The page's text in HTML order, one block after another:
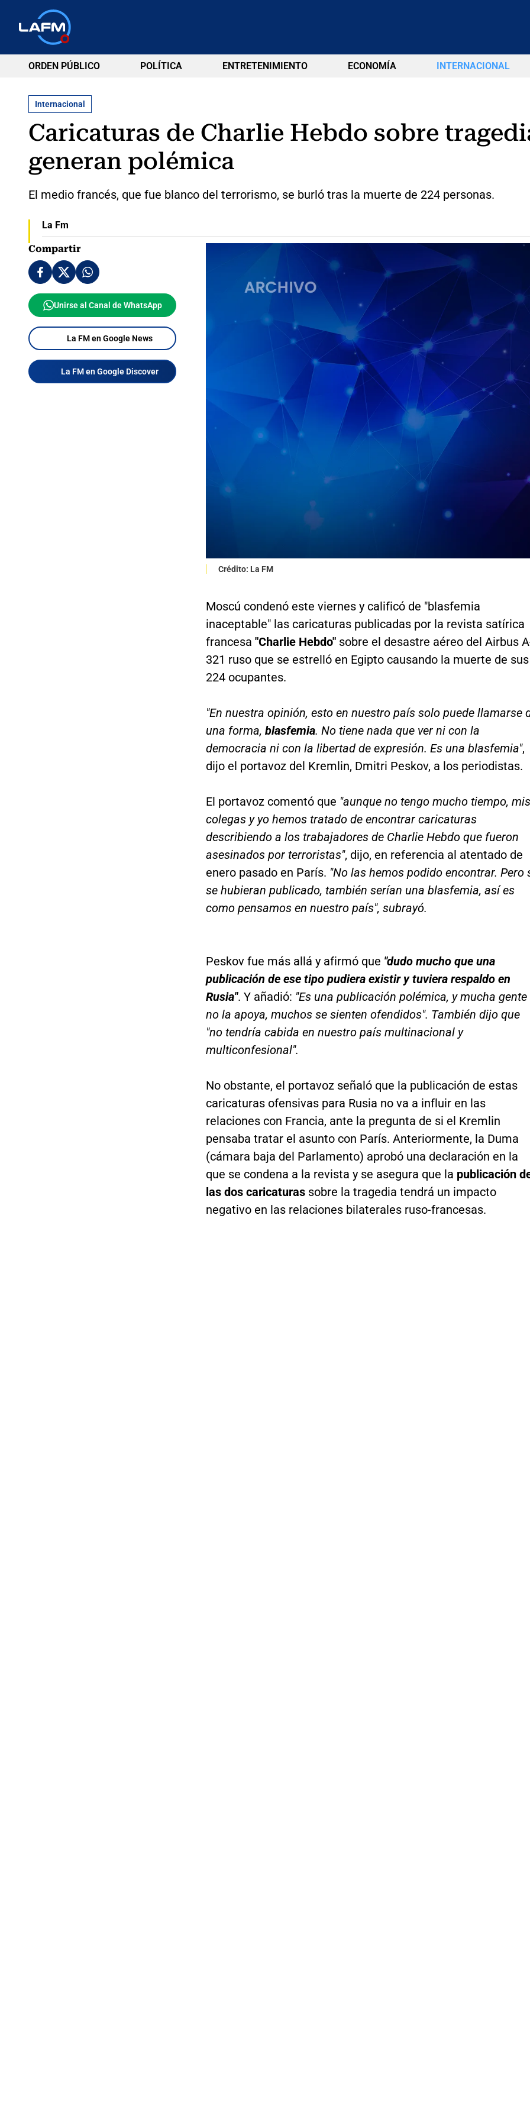
ORDEN PÚBLICO POLÍTICA ENTRETENIMIENTO ECONOMÍA INTERNACIONAL
Internacional
Caricaturas de Charlie Hebdo sobre
generan polémica
El medio francés, que fue blanco del terrorismo, se burló tras la muerte de 224 personas.
La Fm
Compartir
Unirse al Canal de WhatsApp
La FM en Google News
La FM en Google Discover
Crédito: La FM
Moscú condenó este viernes y calificó de "blasfemia
inaceptable" las caricaturas publicadas por la revista satírica
francesa "Charlie Hebdo" sobre el desastre aéreo del Airbus
321 ruso que se estrelló en Egipto causando la muerte de sus
224 ocupantes.
"En nuestra opinión, esto en nuestro país solo puede llamarse
una forma, blasfemia. No tiene nada que ver ni con la
democracia ni con la libertad de expresión. Es una blasfemia",
dijo el portavoz del Kremlin, Dmitri Peskov, a los periodistas.
El portavoz comentó que "aunque no tengo mucho tiempo, mis
colegas y yo hemos tratado de encontrar caricaturas
describiendo a los trabajadores de Charlie Hebdo que fueron
asesinados por terroristas", dijo, en referencia al atentado de
enero pasado en París. "No las hemos podido encontrar. Pero
se hubieran publicado, también serían una blasfemia, así es
como pensamos en nuestro país", subrayó.
Peskov fue más allá y afirmó que "dudo mucho que una
publicación de ese tipo pudiera existir y tuviera respaldo en
Rusia". Y añadió: "Es una publicación polémica, y mucha gente
no la apoya, muchos se sienten ofendidos". También dijo que
"no tendría cabida en nuestro país multinacional y
multiconfesional".
No obstante, el portavoz señaló que la publicación de estas
caricaturas ofensivas para Rusia no va a influir en las
relaciones con Francia, ante la pregunta de si el Kremlin
pensaba tratar el asunto con París. Anteriormente, la Duma
(cámara baja del Parlamento) aprobó una declaración en la
que se condena a la revista y se asegura que la publicación
las dos caricaturassobre la tragedia tendrá un impacto
negativo en las relaciones bilaterales ruso-francesas.